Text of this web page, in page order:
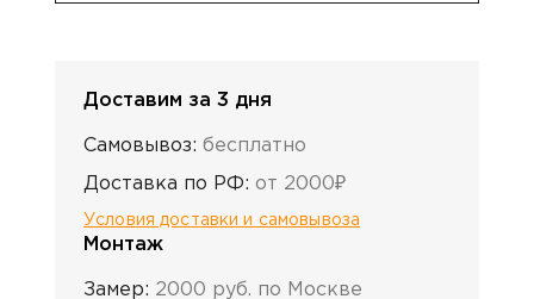
Доставим за 3 дня
Самовывоз: бесплатно
Доставка по РФ: от 2000₽
Условия доставки и самовывоза
Монтаж
Замер: 2000 руб. по Москве